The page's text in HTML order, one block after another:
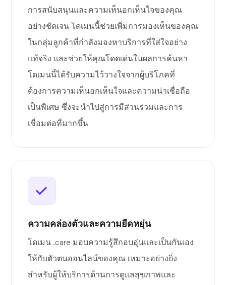
การสนับสนุนและความเห็นอกเห็นใจของคุณ
อย่างชัดเจน โดเมนนี้ช่วยเพิ่มการมองเห็นของคุณ
ในกลุ่มลูกค้าที่กำลังมองหาบริการที่ใส่ใจอย่าง
แท้จริง และช่วยให้คุณโดดเด่นในผลการค้นหา
โดเมนนี้ได้รับความไว้วางใจจากผู้บริโภคที่
ต้องการความเห็นอกเห็นใจและความน่าเชื่อถือ
เป็นพิเศษ ซึ่งจะนำไปสู่การมีส่วนร่วมและการ
เชื่อมต่อที่มากขึ้น
ความคล่องตัวและความยืดหยุ่น
โดเมน .care มอบความรู้สึกอบอุ่นและเป็นกันเอง
ให้กับตัวตนออนไลน์ของคุณ เหมาะอย่างยิ่ง
สำหรับผู้ให้บริการด้านการดูแลสุขภาพและ